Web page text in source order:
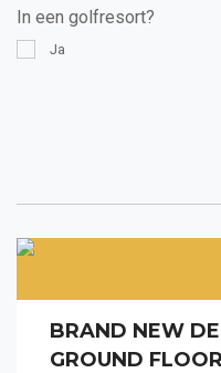
In een golfresort?
Ja
BRAND NEW
GROUND